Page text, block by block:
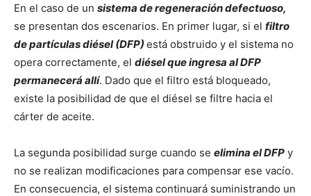
En el caso de un sistema de regeneración defectuoso,
se presentan dos escenarios. En primer lugar, si el filtro
de partículas diésel (DFP)está obstruido y el sistema no
opera correctamente, el diésel que ingresa al DFP
permanecerá allí. Dado que el filtro está bloqueado,
existe la posibilidad de que el diésel se filtre hacia el
cárter de aceite.
La segunda posibilidad surge cuando se elimina el DFP y
no se realizan modificaciones para compensar ese vacío.
En consecuencia, el sistema continuará suministrando un